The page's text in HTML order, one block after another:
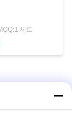
세트